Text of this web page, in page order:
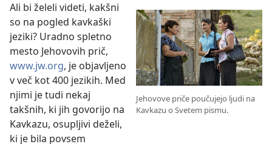
Jehovove priče poučujejo ljudi na
Kavkazu o Svetem pismu.
Ali bi želeli videti, kakšni
so na pogled kavkaški
jeziki? Uradno spletno
mesto Jehovovih prič,
www.jw.org, je objavljeno
v več kot 400 jezikih. Med
njimi je tudi nekaj
takšnih, ki jih govorijo na
Kavkazu, osupljivi deželi,
ki je bila povsem